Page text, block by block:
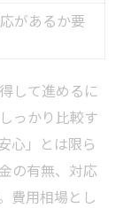
があるか要
して進めるに
っかり比較す
心」とは限ら
の有無、対応
費用相場とし